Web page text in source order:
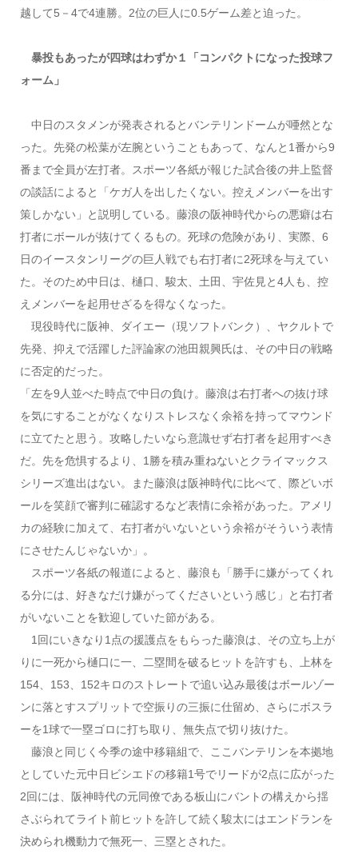
越して5－4で4連勝。2位の巨人に0.5ゲーム差と迫った。
暴投もあったが四球はわずか１「コンパクトになった投球フ
ォーム」
中日のスタメンが発表されるとバンテリンドームが唖然とな
った。先発の松葉が左腕ということもあって、なんと1番から9
番まで全員が左打者。スポーツ各紙が報じた試合後の井上監督
の談話によると「ケガ人を出したくない。控えメンバーを出す
策しかない」と説明している。藤浪の阪神時代からの悪癖は右
打者にボールが抜けてくるもの。死球の危険があり、実際、6
日のイースタンリーグの巨人戦でも右打者に2死球を与えてい
た。そのため中日は、樋口、駿太、土田、宇佐見と4人も、控
えメンバーを起用せざるを得なくなった。
現役時代に阪神、ダイエー（現ソフトバンク）、ヤクルトで
先発、抑えで活躍した評論家の池田親興氏は、その中日の戦略
に否定的だった。
「左を9人並べた時点で中日の負け。藤浪は右打者への抜け球
を気にすることがなくなりストレスなく余裕を持ってマウンド
に立てたと思う。攻略したいなら意識せず右打者を起用すべき
だ。先を危惧するより、1勝を積み重ねないとクライマックス
シリーズ進出はない。また藤浪は阪神時代に比べて、際どいボ
ールを笑顔で審判に確認するなど表情に余裕があった。アメリ
カの経験に加えて、右打者がいないという余裕がそういう表情
にさせたんじゃないか」。
スポーツ各紙の報道によると、藤浪も「勝手に嫌がってくれ
る分には、好きなだけ嫌がってくださいという感じ」と右打者
がいないことを歓迎していた節がある。
1回にいきなり1点の援護点をもらった藤浪は、その立ち上が
りに一死から樋口に一、二塁間を破るヒットを許すも、上林を
154、153、152キロのストレートで追い込み最後はボールゾー
ンに落とすスプリットで空振りの三振に仕留め、さらにボスラ
ーを1球で一塁ゴロに打ち取り、無失点で切り抜けた。
藤浪と同じく今季の途中移籍組で、ここバンテリンを本拠地
としていた元中日ビシエドの移籍1号でリードが2点に広がった
2回には、阪神時代の元同僚である板山にバントの構えから揺
さぶられてライト前ヒットを許して続く駿太にはエンドランを
決められ機動力で無死一、三塁とされた。